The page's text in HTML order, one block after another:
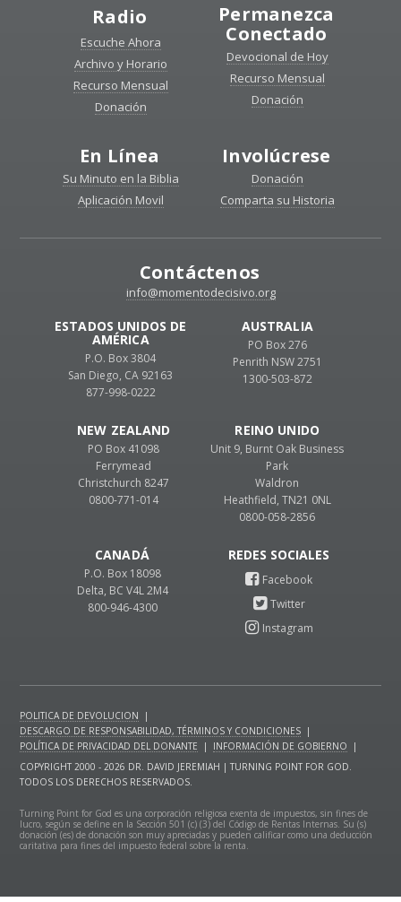
Radio
Escuche Ahora
Archivo y Horario
Recurso Mensual
Donación
Permanezca
Conectado
Devocional de Hoy
Recurso Mensual
Donación
En Línea
Su Minuto en la Biblia
Aplicación Movil
Involúcrese
Donación
Comparta su Historia
Contáctenos
info@momentodecisivo.org
ESTADOS UNIDOS DE
AMÉRICA
P.O. Box 3804
San Diego, CA 92163
877-998-0222
CANADÁ
P.O. Box 18098
Delta, BC V4L 2M4
800-946-4300
REINO UNIDO
Unit 9, Burnt Oak Business
Park
Waldron
Heathfield, TN21 0NL
0800-058-2856
AUSTRALIA
PO Box 276
Penrith NSW 2751
1300-503-872
NEW ZEALAND
PO Box 41098
Ferrymead
Christchurch 8247
0800-771-014
POLITICA DE DEVOLUCION
|
DESCARGO DE RESPONSABILIDAD, TÉRMINOS Y CONDICIONES |
POLÍTICA DE PRIVACIDAD DEL DONANTE
| INFORMACIÓN DE GOBIERNO
|
COPYRIGHT 2000 - 2026 DR. DAVID JEREMIAH | TURNING POINT FOR GOD.
TODOS LOS DERECHOS RESERVADOS.
Turning Point for God es una corporación religiosa exenta de impuestos, sin fines de
lucro, según se define en la Sección 501 (c) (3) del Código de Rentas Internas. Su (s)
donación (es) de donación son muy apreciadas y pueden calificar como una deducción
caritativa para fines del impuesto federal sobre la renta.